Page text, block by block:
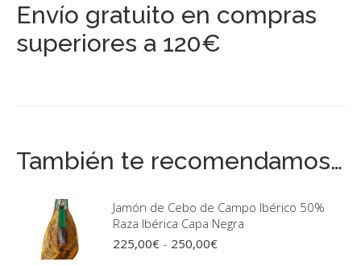
Envío gratuito en compras
superiores a 120€
También te recomendamos…
Jamón de Cebo de Campo Ibérico 50%
Raza Ibérica Capa Negra
225,00€ - 250,00€Rango